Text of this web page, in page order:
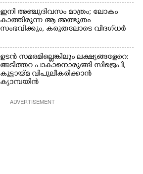
ഇനി അഞ്ചുദിവസം മാത്രം; ലോകം
കാത്തിരുന്ന ആ അത്ഭുതം
സംഭവിക്കും, കരുതലോടെ വിദഗ്ധർ
ഉടൻ സമരമില്ലെങ്കിലും ലക്ഷ്യങ്ങളേറെ:
അടിത്തറ പാകാനൊരുങ്ങി സിജെപി,​
കൂട്ടായ്മ വിപുലീകരിക്കാൻ
ക്യാമ്പയിൻ
ADVERTISEMENT